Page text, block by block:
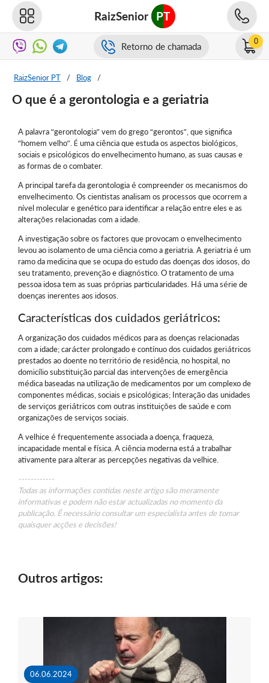
RaizSenior PT
Retorno de chamada 0
RaizSenior PT / Blog /
O que é a gerontologia e a geriatria
A palavra “gerontologia” vem do grego “gerontos”, que significa
“homem velho”. É uma ciência que estuda os aspectos biológicos,
sociais e psicológicos do envelhecimento humano, as suas causas e
as formas de o combater.
A principal tarefa da gerontologia é compreender os mecanismos do
envelhecimento. Os cientistas analisam os processos que ocorrem a
nível molecular e genético para identificar a relação entre eles e as
alterações relacionadas com a idade.
A investigação sobre os factores que provocam o envelhecimento
levou ao isolamento de uma ciência como a geriatria. A geriatria é um
ramo da medicina que se ocupa do estudo das doenças dos idosos, do
seu tratamento, prevenção e diagnóstico. O tratamento de uma
pessoa idosa tem as suas próprias particularidades. Há uma série de
doenças inerentes aos idosos.
Características dos cuidados geriátricos:
A organização dos cuidados médicos para as doenças relacionadas
com a idade; carácter prolongado e contínuo dos cuidados geriátricos
prestados ao doente no território de residência, no hospital, no
domicílio substituição parcial das intervenções de emergência
médica baseadas na utilização de medicamentos por um complexo de
componentes médicas, sociais e psicológicas; Interação das unidades
de serviços geriátricos com outras instituições de saúde e com
organizações de serviços sociais.
A velhice é frequentemente associada a doença, fraqueza,
incapacidade mental e física. A ciência moderna está a trabalhar
ativamente para alterar as percepções negativas da velhice.
------------
Todas as informações contidas neste artigo são meramente
informativas e podem não estar actualizadas no momento da
publicação. É necessário consultar um especialista antes de tomar
quaisquer acções e decisões!
Outros artigos:
06.06.2024